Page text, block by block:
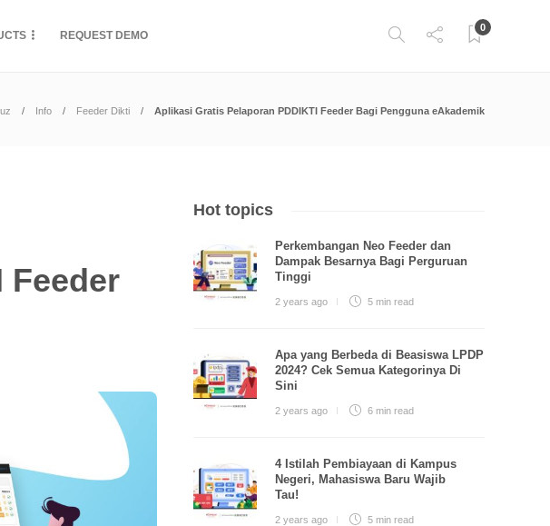
REQUEST DEMO
0
Info Feeder Dikti Aplikasi Gratis Pelaporan PDDIKTI Feeder Bagi Pengguna eAkademik
Feeder
Hot topics
Perkembangan Neo Feeder dan
Dampak Besarnya Bagi Perguruan
Tinggi
2 years ago 5 minread
Apa yang Berbeda di Beasiswa LPDP
2024? Cek Semua Kategorinya Di
Sini
2 years ago 6 minread
4 Istilah Pembiayaan di Kampus
Negeri, Mahasiswa Baru Wajib
Tau!
2 years ago 5 minread